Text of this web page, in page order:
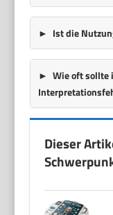
Ist die
Wie oft sollte
Dieser